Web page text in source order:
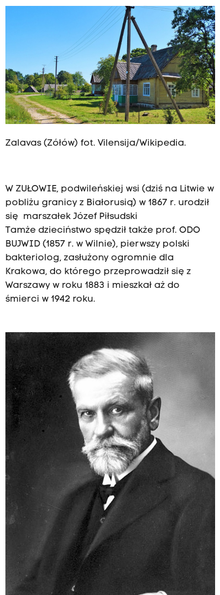
Zalavas (Zółów) fot. Vilensija/Wikipedia.
W ZUŁOWIE, podwileńskiej wsi (dziś na Litwie w
pobliżu granicy z Białorusią) w 1867 r. urodził
się marszałek Józef Piłsudski
Tamże dzieciństwo spędził także prof. ODO
BUJWID (1857 r. w Wilnie), pierwszy polski
bakteriolog, zasłużony ogromnie dla
Krakowa, do którego przeprowadził się z
Warszawy w roku 1883 i mieszkał aż do
śmierci w 1942 roku.